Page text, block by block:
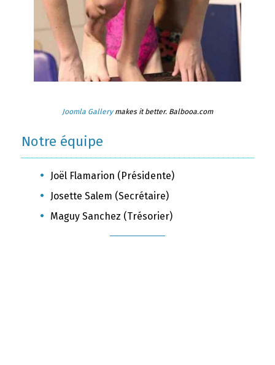
Joomla Gallerymakes it better. Balbooa.com
Notre équipe
Joël Flamarion (Présidente)
Josette Salem (Secrétaire)
Maguy Sanchez (Trésorier)